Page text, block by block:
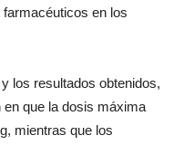
en los
los resultados obtenidos,
que la dosis máxima
mientras que los